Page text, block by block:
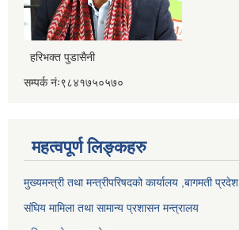
हरिभक्त पुडासैनी
सम्पर्क नंः९८४१७५०५७०
महत्वपूर्ण लिङ्कहरु
मुख्यमन्त्री तथा मन्त्रीपरिषदको कार्यालय ,बागमती प्रदेश
संघिय मामिला तथा सामान्य प्रशासन मन्त्रालय